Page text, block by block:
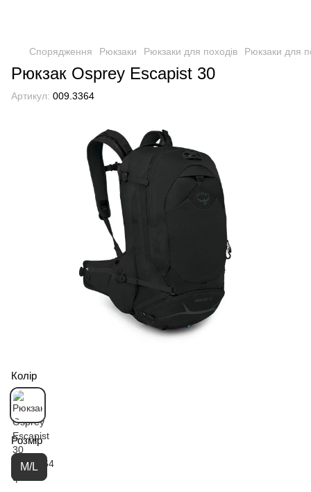
Спорядження Рюкзаки Рюкзаки для походів Рюкзаки для
Рюкзак Osprey Escapist 30
Артикул: 009.3364
Колір
Розмір
M/L